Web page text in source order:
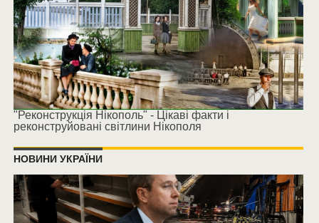
"Реконструкція Нікополь" - Цікаві факти і
реконструйовані світлини Нікополя
НОВИНИ УКРАЇНИ